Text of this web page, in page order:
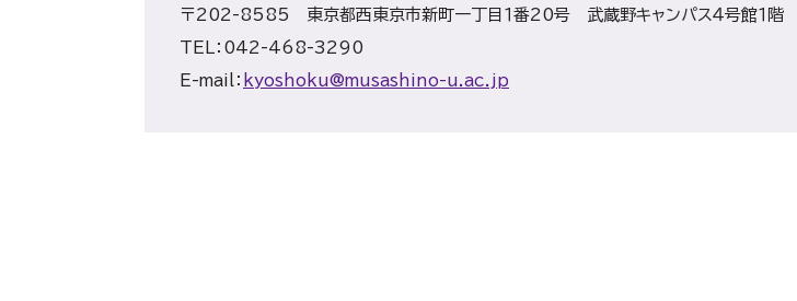
〒202-8585 東京都西東京市新町一丁目１番20号 武蔵野キャンパス４号館１階
TEL：042-468-3290
E-mail： kyoshoku@musashino-u.ac.jp